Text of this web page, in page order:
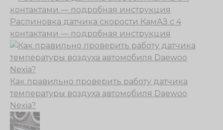
Распиновка датчика скорости КамАЗ с 4
контактами — подробная инструкция
Как правильно проверить работу датчика
температуры воздуха автомобиля Daewoo
Nexia?